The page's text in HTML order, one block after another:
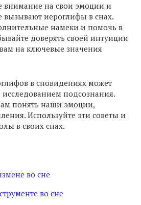
внимание на свои эмоции и
вызывают иероглифы в снах.
намеки и помочь в
доверять своей интуиции
на ключевые значения
в сновидениях может
подсознания.
понять наши эмоции,
Используйте эти советы и
в своих снах.
во сне
во сне